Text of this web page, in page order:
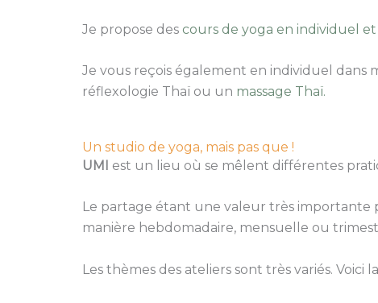
Je propose des cours de yoga en individuel
Je vous reçois également en individuel dans
réflexologie Thaï ou un massage Thaï.
Un studio de yoga, mais pas que !
UMI est un lieu où se mêlent différentes
Le partage étant une valeur très importante
manière hebdomadaire, mensuelle ou
Les thèmes des ateliers sont très variés.